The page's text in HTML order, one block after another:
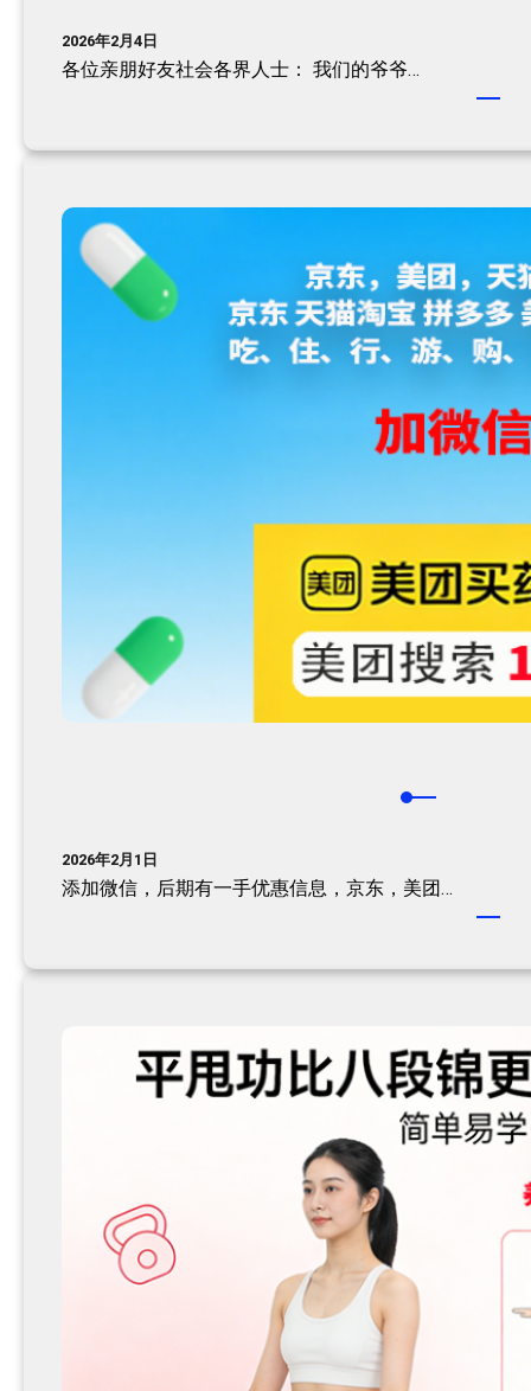
2026年2月4日
各位亲朋好友社会各界人士：​ 我们的爷爷…
2026年2月1日
添加微信，后期有一手优惠信息，京东，美团…